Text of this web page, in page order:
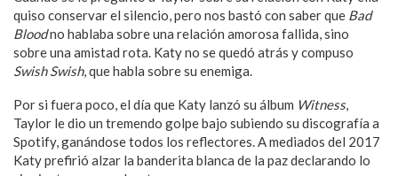
quiso conservar el silencio, pero nos bastó con saber que Bad
Bloodno hablaba sobre una relación amorosa fallida, sino
sobre una amistad rota. Katy no se quedó atrás y compuso
Swish Swish, que habla sobre su enemiga.
Por si fuera poco, el día que Katy lanzó su álbum Witness,
Taylor le dio un tremendo golpe bajo subiendo su discografía a
Spotify, ganándose todos los reflectores. A mediados del 2017
Katy prefirió alzar la banderita blanca de la paz declarando lo